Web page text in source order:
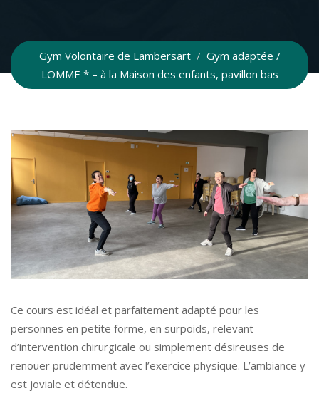
Gym Volontaire de Lambersart / Gym adaptée /
LOMME * – à la Maison des enfants, pavillon bas
Ce cours est idéal et parfaitement adapté pour les
personnes en petite forme, en surpoids, relevant
d’intervention chirurgicale ou simplement désireuses de
renouer prudemment avec l’exercice physique. L’ambiance y
est joviale et détendue.